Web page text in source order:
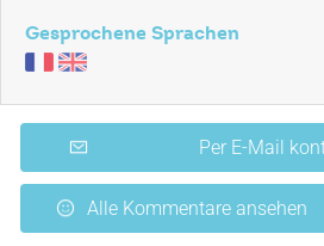
Gesprochene Sprachen
Per E-Mail
Alle Kommentare ansehen